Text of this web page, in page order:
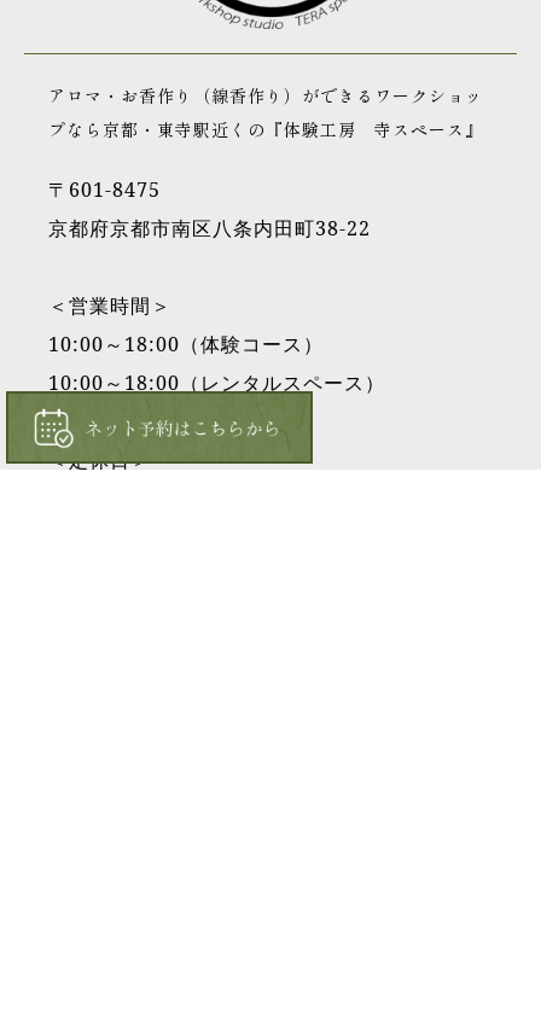
アロマ・お香作り（線香作り）ができるワークショッ
プなら京都・東寺駅近くの『体験工房 寺スペース』
〒601-8475
京都府京都市南区八条内田町38-22
＜営業時間＞
10:00～18:00（体験コース）
10:00～18:00（レンタルスペース）
＜定休日＞